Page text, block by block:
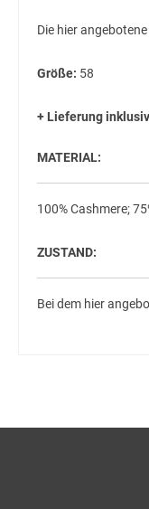
Die hier
Größe: 58
+ Lieferung
MATERIAL:
100% Cashmere;
ZUSTAND:
Bei dem hier